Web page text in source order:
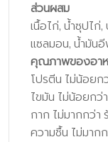
ส่วนผสม
เนื้อไก่, น้ำซุปไก่
แซลมอน, น้ำมัน
คุณภาพของอาห
โปรตีน ไม่น้อยก
ไขมัน ไม่น้อยกว่
กาก ไม่มากกว่า
ความชื้น ไม่มาก